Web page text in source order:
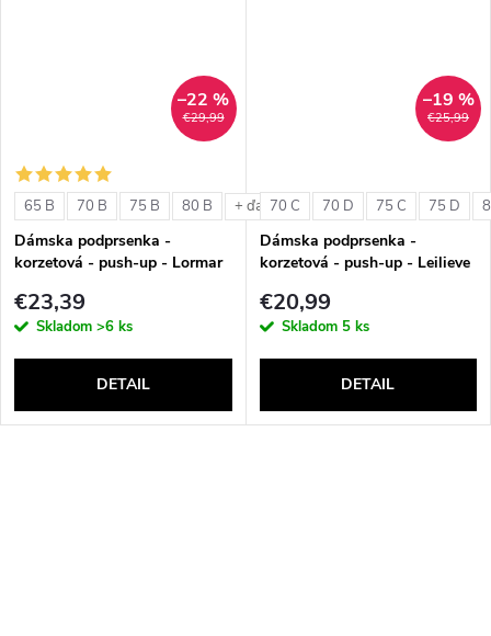
€29,99
–22 %
65 B 70 B 75 B 80 B + ďalšie
Dámska podprsenka -
korzetová - push-up - Lormar
€23,39
Skladom >6 ks
DETAIL
€25,99
–19 %
70 C 70 D 75 C 75 D
Dámska podprsenka -
korzetová - push-up - Leilieve
€20,99
Skladom 5 ks
DETAIL